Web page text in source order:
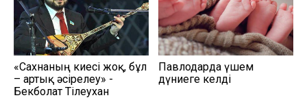
«Сахнаның киесі жоқ, бұл
– артық әсірелеу» -
Бекболат Тілеухан
Павлодарда үшем
дүниеге келді